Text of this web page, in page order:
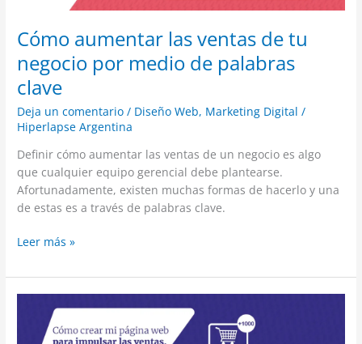
Cómo aumentar las ventas de tu
negocio por medio de palabras
clave
Deja un comentario / Diseño Web, Marketing Digital /
Hiperlapse Argentina
Definir cómo aumentar las ventas de un negocio es algo
que cualquier equipo gerencial debe plantearse.
Afortunadamente, existen muchas formas de hacerlo y una
de estas es a través de palabras clave.
clave
Leer más »